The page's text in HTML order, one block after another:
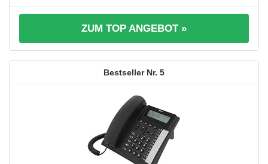
ZUM TOP ANGEBOT »
5